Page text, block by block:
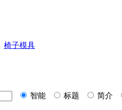
椅子模具
智能
标题 简介